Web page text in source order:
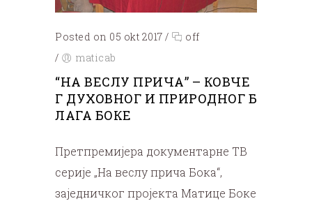
Posted on 05 okt 2017 /
off
/
maticab
“НА ВЕСЛУ ПРИЧА” – КОВЧЕ
Г ДУХОВНОГ И ПРИРОДНОГ Б
ЛАГА БОКЕ
Претпремијера документарне ТВ
серије „На веслу прича Бока“,
заједничког пројекта Матице Боке